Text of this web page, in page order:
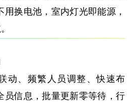
换电池，室内灯光即能源，
动、频繁人员调整、快速布
员信息，批量更新零等待，行